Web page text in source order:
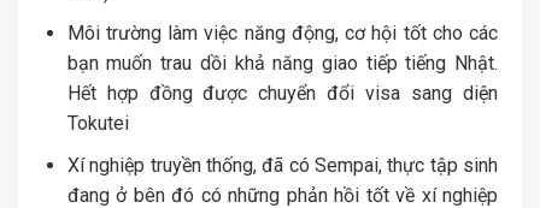
Môi trường làm việc năng động, cơ hội tốt cho các
bạn muốn trau dồi khả năng giao tiếp tiếng Nhật.
Hết hợp đồng được chuyển đổi visa sang diện
Tokutei
Xí nghiệp truyền thống, đã có Sempai, thực tập sinh
đang ở bên đó có những phản hồi tốt về xí nghiệp